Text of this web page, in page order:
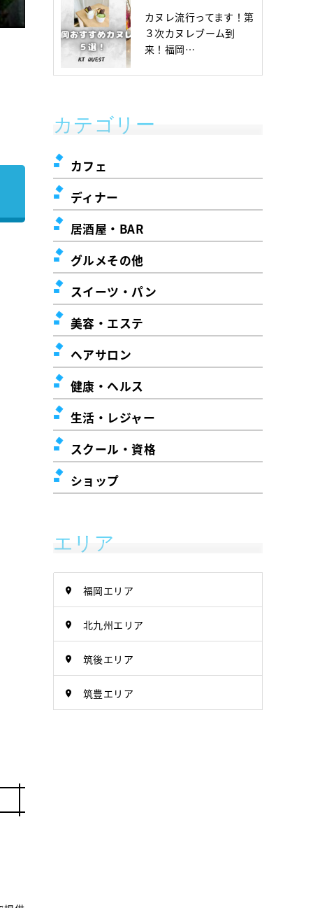
カヌレ流行ってます！第
３次カヌレブーム到
来！福岡…
カテゴリー
カフェ
ディナー
居酒屋・BAR
グルメその他
スイーツ・パン
美容・エステ
ヘアサロン
健康・ヘルス
生活・レジャー
スクール・資格
ショップ
エリア
福岡エリア
北九州エリア
筑後エリア
筑豊エリア